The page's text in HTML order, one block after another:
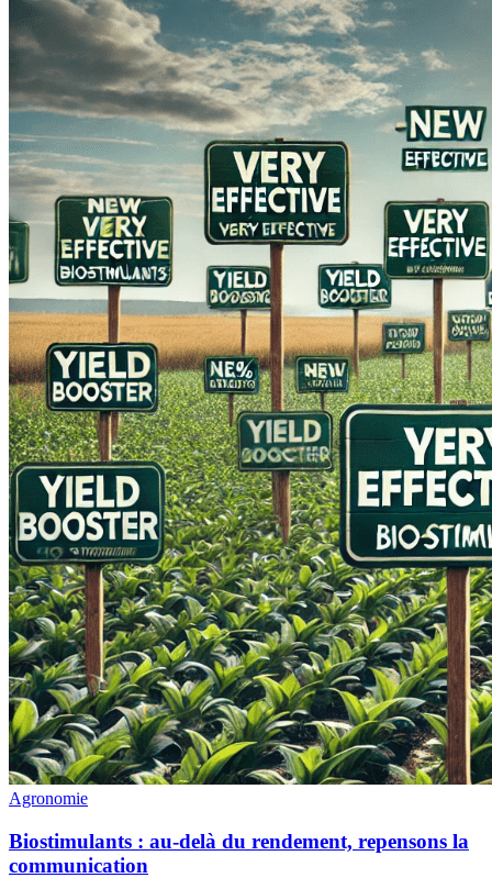
Agronomie
Biostimulants : au-delà du rendement, repensons la
communication